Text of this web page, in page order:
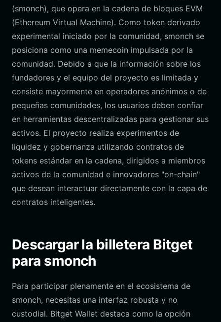
(smonch), que opera en la cadena de bloques EVM
(Ethereum Virtual Machine). Como token derivado
experimental iniciado por la comunidad, smonch se
posiciona como una memecoin impulsada por la
comunidad. Debido a que la información sobre los
fundadores y el equipo del proyecto es limitada y
consiste mayormente en operadores anónimos o de
pequeñas comunidades, los usuarios deben confiar
en herramientas descentralizadas para gestionar sus
activos. El proyecto realiza experimentos de
liquidez y gobernanza utilizando contratos de
tokens estándar en la cadena, dirigidos a miembros
activos de la comunidad e innovadores "on-chain"
que desean interactuar directamente con la capa de
contratos inteligentes.
Descargar la billetera Bitget
para smonch
Para participar plenamente en el ecosistema de
smonch, necesitas una interfaz robusta y no
custodial. Bitget Wallet destaca como la opción